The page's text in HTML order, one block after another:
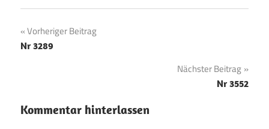
Beitragsnavigation
Vorheriger Beitrag
Nr 3289
Nächster Beitrag
Nr 3552
Kommentar hinterlassen